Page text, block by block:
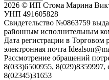
2026 © ИП Стома Марина
УНП 491605828
Свидетельство №0863759
районным исполнительным
Дата регистрации в Торговом
электронная почта
Рассмотрение обращений
8(033)6500955, 8(029)8359997,
8(02345)31653